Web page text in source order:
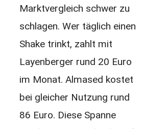
Marktvergleich schwer zu
schlagen. Wer täglich einen
Shake trinkt, zahlt mit
Layenberger rund 20 Euro
im Monat. Almased kostet
bei gleicher Nutzung rund
86 Euro. Diese Spanne